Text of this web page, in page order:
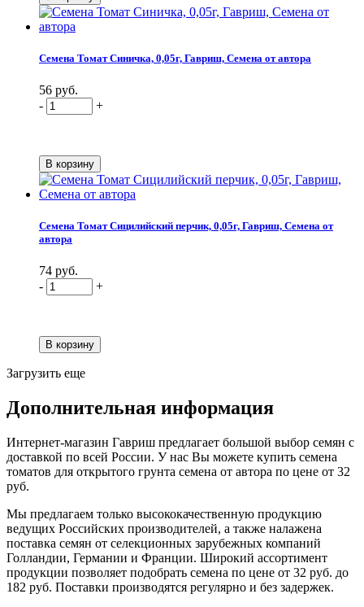
Семена Томат Синичка, 0,05г, Гавриш, Семена от автора
56 руб.
-
+
Семена Томат Сицилийский перчик, 0,05г, Гавриш, Семена от
автора
74 руб.
-
+
Загрузить еще
Дополнительная информация
Интернет-магазин Гавриш предлагает большой выбор семян с
доставкой по всей России. У нас Вы можете купить семена
томатов для открытого грунта семена от автора по цене от 32
руб.
Мы предлагаем только высококачественную продукцию
ведущих Российских производителей, а также налажена
поставка семян от селекционных зарубежных компаний
Голландии, Германии и Франции. Широкий ассортимент
продукции позволяет подобрать семена по цене от 32 руб. до
182 руб. Поставки производятся регулярно и без задержек.